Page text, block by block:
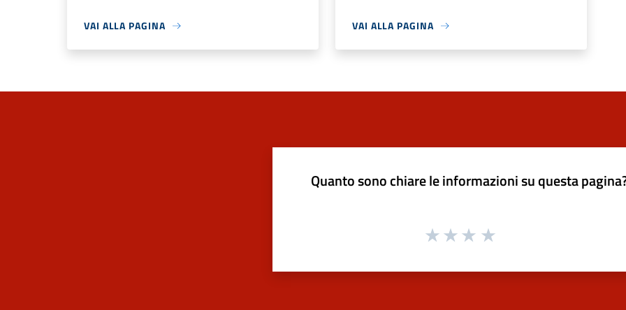
VAI ALLA PAGINA VAI ALLA PAGINA
Quanto sono chiare le informazioni su questa